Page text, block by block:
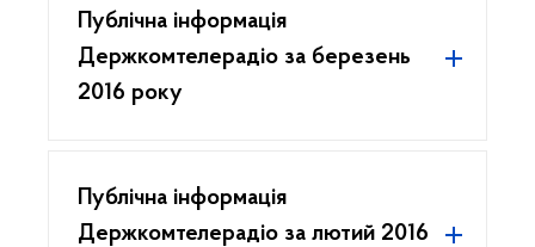
Публічна інформація
Держкомтелерадіо за березень
2016 року
Публічна інформація
Держкомтелерадіо за лютий 2016